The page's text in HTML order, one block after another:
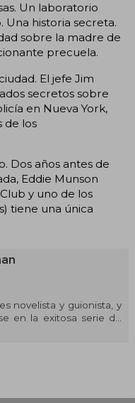
Un laboratorio
Una historia secreta.
sobre la madre de
precuela.
El jefe Jim
secretos sobre
en Nueva York,
de los
Dos años antes de
Eddie Munson
y uno de los
tiene una única
novelista y guionista, y
en la exitosa serie de
Su amor por la fantasía